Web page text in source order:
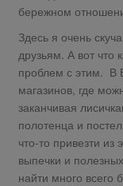
бережном
Здесь я очень
друзьям. А вот что
проблем с этим. В
магазинов, где
заканчивая
полотенца и
что-то привезти
выпечки и
найти много всего